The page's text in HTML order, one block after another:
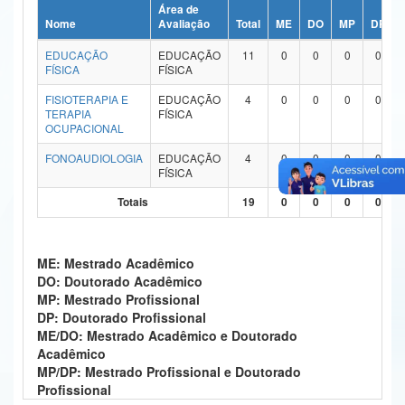
Ministério da Ciência, Tecnologia, Inovações e Comunicações
Ministério do Meio Ambiente
Ministério do Turismo
Ministério do Desenvolvimento Regional
Controladoria-Geral da União
Ministério da Mulher, da Família e dos Direitos Humanos
Secretaria de Governo
Gabinete de Segurança Institucional
Advocacia-Geral da União
Banco Central do Brasil
Nome
Área de
Avaliação
Total ME DO MP DP
EDUCAÇÃO
FÍSICA
EDUCAÇÃO
FÍSICA
11 0 0 0 0
FISIOTERAPIA E
TERAPIA
OCUPACIONAL
EDUCAÇÃO
FÍSICA
4 0 0 0 0
FONOAUDIOLOGIA
EDUCAÇÃO
FÍSICA
4 0 0 0 0
Totais 19 0 0 0 0
ME: Mestrado Acadêmico
DO: Doutorado Acadêmico
MP: Mestrado Profissional
DP: Doutorado Profissional
ME/DO: Mestrado Acadêmico e Doutorado
Acadêmico
MP/DP: Mestrado Profissional e Doutorado
Profissional